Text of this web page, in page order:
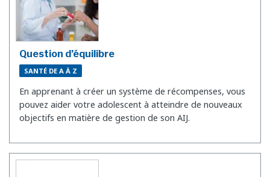
Question d’équilibre
SANTÉ DE A À Z
En apprenant à créer un système de récompenses, vous
pouvez aider votre adolescent à atteindre de nouveaux
objectifs en matière de gestion de son AIJ.